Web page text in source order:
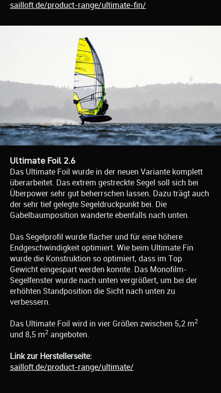
sailloft.de/product-range/ultimate-fin/
Ultimate Foil 2.6
Das Ultimate Foil wurde in der neuen Variante komplett
überarbeitet. Das extrem gestreckte Segel soll sich bei
Überpower sehr gut beherrschen lassen. Dazu trägt auch
der sehr tief gelegte Segeldruckpunkt bei. Die
Gabelbaumposition wanderte ebenfalls nach unten.
Das Segelprofil wurde flacher und für eine höhere
Endgeschwindigkeit optimiert. Wie beim Ultimate Fin
wurde die Konstruktion so optimiert, dass im Top
Gewicht eingespart werden konnte. Das Monofilm-
Segelfenster wurde nach unten vergrößert, um bei der
erhöhten Standposition die Sicht nach unten zu
verbessern.
Das Ultimate Foil wird in vier Größen zwischen 5,2 m2
und 8,5 m2 angeboten.
Link zur Herstellerseite:
sailloft.de/product-range/ultimate/